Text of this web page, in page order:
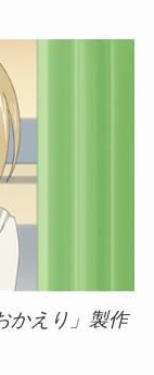
かえり」製作